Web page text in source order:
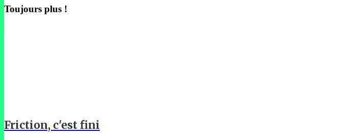
Toujours plus !
Friction, c'est fini